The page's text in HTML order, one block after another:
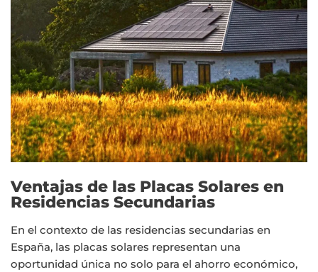
Ventajas de las Placas Solares en
Residencias Secundarias
En el contexto de las residencias secundarias en
España, las placas solares representan una
oportunidad única no solo para el ahorro económico,